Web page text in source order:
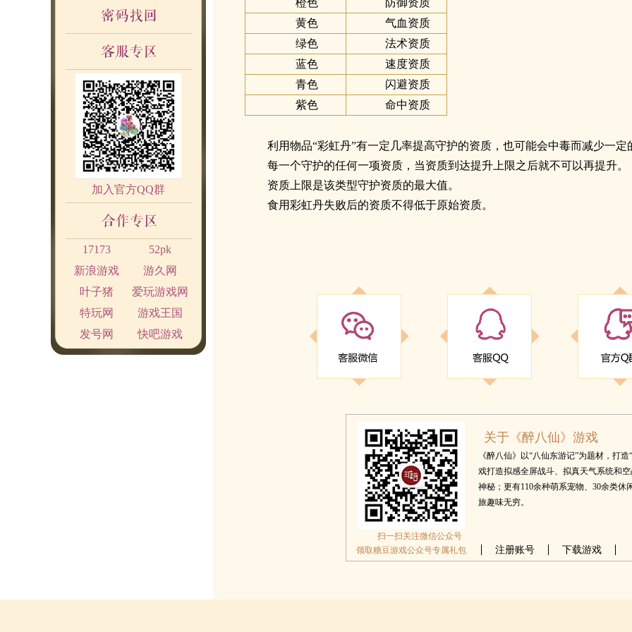
加入官方QQ群
17173
52pk
新浪游戏
游久网
叶子猪
爱玩游戏网
特玩网
游戏王国
发号网
快吧游戏
橙色
防御资质
黄色
气血资质
绿色
法术资质
蓝色
速度资质
青色
闪避资质
紫色
命中资质
利用物品“彩虹丹”有一定几率提高守护的资质，也可能会中毒而减少一定
每一个守护的任何一项资质，当资质到达提升上限之后就不可以再提升。
资质上限是该类型守护资质的最大值。
食用彩虹丹失败后的资质不得低于原始资质。
扫一扫关注微信公众号
领取糖豆游戏公众号专属礼包
关于《醉八仙》游戏
注册账号 下载游戏
《醉八仙》以“八仙东游记”为题材，打
戏打造拟感全屏战斗、拟真天气系统和
神秘；更有110余种萌系宠物、30余类休
旅趣味无穷。